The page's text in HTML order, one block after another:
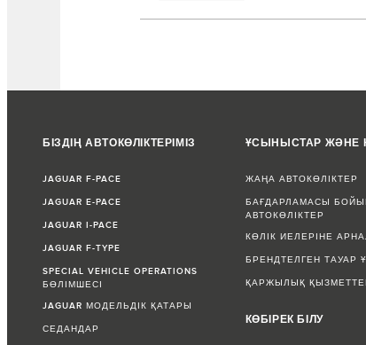
БІЗДІҢ АВТОКӨЛІКТЕРІМІЗ
JAGUAR F-PACE
JAGUAR E-PACE
JAGUAR I-PACE
JAGUAR F-TYPE
SPECIAL VEHICLE OPERATIONS
БӨЛІМШЕСІ
JAGUAR МОДЕЛЬДІК ҚАТАРЫ
СЕДАНДАР
ҰСЫНЫСТАР ЖӘНЕ
ЖАҢА АВТОКӨЛІКТЕР
БАҒДАРЛАМАСЫ
АВТОКӨЛІКТЕР
КӨЛІК ИЕЛЕРІНЕ
БРЕНДТЕЛГЕН ТАУАР
ҚАРЖЫЛЫҚ
КӨБІРЕК БІЛУ